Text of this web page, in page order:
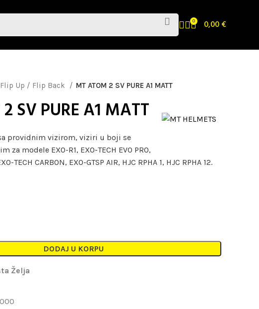
0 0,00€
Flip Up / Flip Back MT ATOM 2 SV PURE A1 MATT
SV PURE A1 MATT
providnim vizirom, viziri u boji se
za modele EXO-R1, EXO-TECH EVO PRO,
TECH CARBON, EXO-GTSP AIR, HJC RPHA 1, HJC RPHA 12.
DODAJ U KORPU
Želja